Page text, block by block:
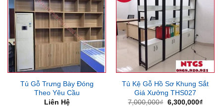
Tủ Gỗ Trưng Bày Đóng
Theo Yêu Cầu
Liên Hệ
Tủ Kệ Gỗ Hồ Sơ Khung Sắt
Giá Xưởng THS027
7,000,000₫ Giá
6,300,000₫Giá